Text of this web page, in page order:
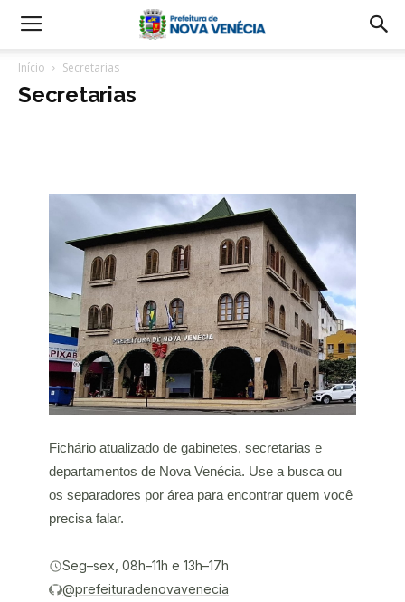
Início Secretarias
Secretarias
Fichário atualizado de gabinetes, secretarias e
departamentos de Nova Venécia. Use a busca ou
os separadores por área para encontrar quem você
precisa falar.
Seg–sex, 08h–11h e 13h–17h
@prefeituradenovavenecia